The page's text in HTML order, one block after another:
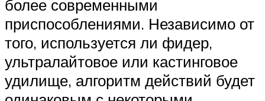
более современными
приспособлениями. Независимо от
того, используется ли фидер,
ультралайтовое или кастинговое
удилище, алгоритм действий будет